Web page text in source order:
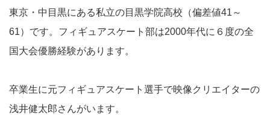
東京・中目黒にある私立の目黒学院高校（偏差値41～
61）です。フィギュアスケート部は2000年代に６度の全
国大会優勝経験があります。
卒業生に元フィギュアスケート選手で映像クリエイターの
浅井健太郎さんがいます。